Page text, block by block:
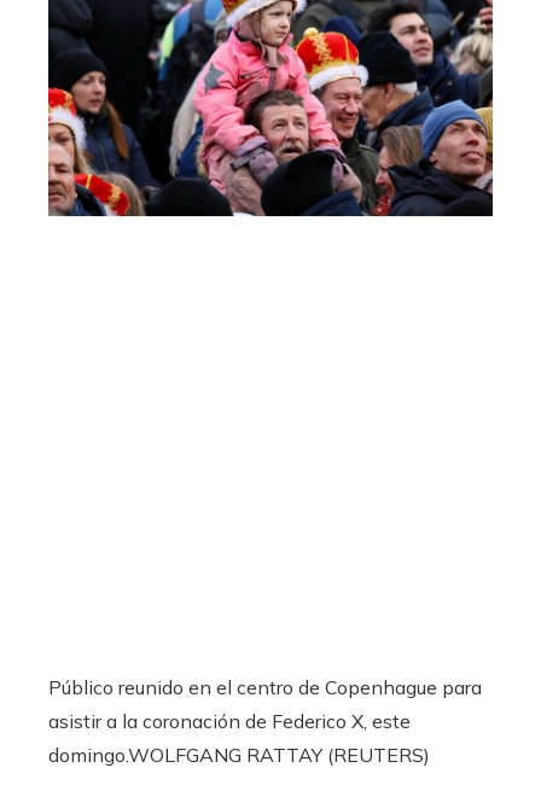
Público reunido en el centro de Copenhague para
asistir a la coronación de Federico X, este
domingo.WOLFGANG RATTAY (REUTERS)